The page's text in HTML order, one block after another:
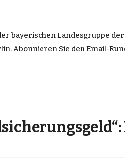
bayerischenLandesgruppe der
Abonnieren Sie denEmail-